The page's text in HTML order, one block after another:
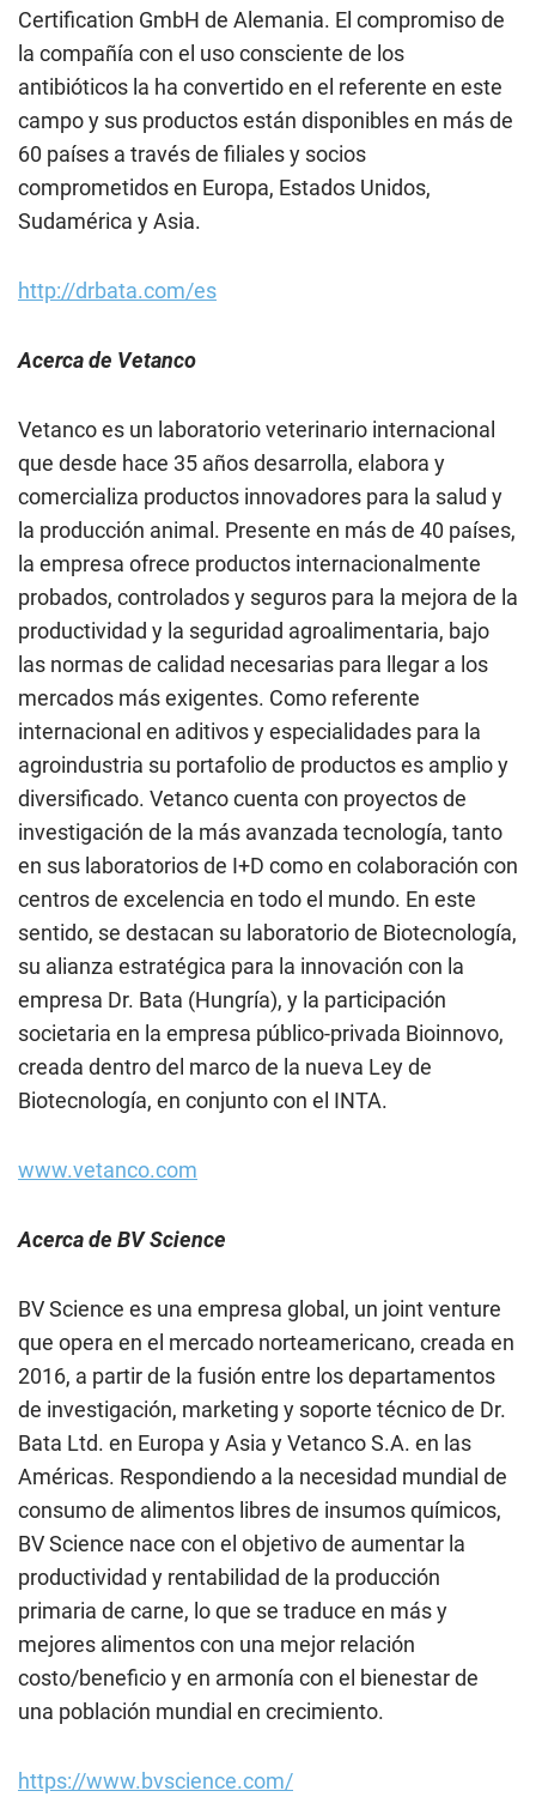
Certification GmbH de Alemania. El compromiso de
la compañía con el uso consciente de los
antibióticos la ha convertido en el referente en este
campo y sus productos están disponibles en más de
60 países a través de filiales y socios
comprometidos en Europa, Estados Unidos,
Sudamérica y Asia.
http://drbata.com/es
Acerca de Vetanco
Vetanco es un laboratorio veterinario internacional
que desde hace 35 años desarrolla, elabora y
comercializa productos innovadores para la salud y
la producción animal. Presente en más de 40 países,
la empresa ofrece productos internacionalmente
probados, controlados y seguros para la mejora de la
productividad y la seguridad agroalimentaria, bajo
las normas de calidad necesarias para llegar a los
mercados más exigentes. Como referente
internacional en aditivos y especialidades para la
agroindustria su portafolio de productos es amplio y
diversificado. Vetanco cuenta con proyectos de
investigación de la más avanzada tecnología, tanto
en sus laboratorios de I+D como en colaboración con
centros de excelencia en todo el mundo. En este
sentido, se destacan su laboratorio de Biotecnología,
su alianza estratégica para la innovación con la
empresa Dr. Bata (Hungría), y la participación
societaria en la empresa público-privada Bioinnovo,
creada dentro del marco de la nueva Ley de
Biotecnología, en conjunto con el INTA.
www.vetanco.com
Acerca de BV Science
BV Science es una empresa global, un joint venture
que opera en el mercado norteamericano, creada en
2016, a partir de la fusión entre los departamentos
de investigación, marketing y soporte técnico de Dr.
Bata Ltd. en Europa y Asia y Vetanco S.A. en las
Américas. Respondiendo a la necesidad mundial de
consumo de alimentos libres de insumos químicos,
BV Science nace con el objetivo de aumentar la
productividad y rentabilidad de la producción
primaria de carne, lo que se traduce en más y
mejores alimentos con una mejor relación
costo/beneficio y en armonía con el bienestar de
una población mundial en crecimiento.
https://www.bvscience.com/